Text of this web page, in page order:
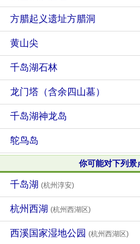
方腊起义遗址方腊洞
黄山尖
千岛湖石林
龙门塔（含余四山墓）
千岛湖神龙岛
鸵鸟岛
你可能对下列景
千岛湖 (杭州淳安)
杭州西湖 (杭州西湖区)
西溪国家湿地公园 (杭州西湖区)